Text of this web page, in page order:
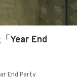
Year End
End Party